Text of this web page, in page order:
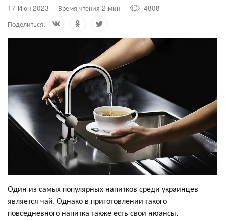
17 Июн 2023 Время чтения 2 мин
4808
Поделиться:
Один из самых популярных напитков среди украинцев
является чай. Однако в приготовлении такого
повседневного напитка также есть свои нюансы.